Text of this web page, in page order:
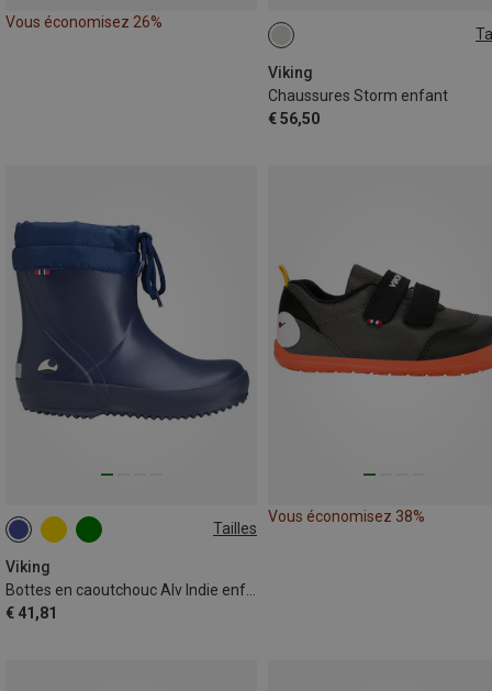
Vous économisez 26%
Viking
Chaussures Storm enfant
€ 56,50
Tailles
Viking
€ 41,81
Vous économisez 38%